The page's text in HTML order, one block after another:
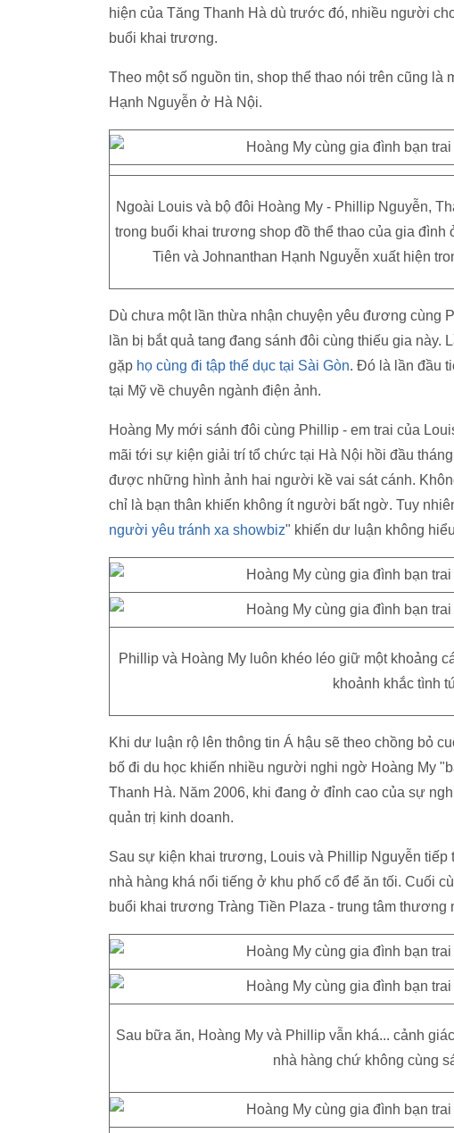
hiện của Tăng Thanh Hà dù trước đó, nhiều người
buổi khai trương.
Theo một số nguồn tin, shop thể thao nói trên cũng
Hạnh Nguyễn ở Hà Nội.
Ngoài Louis và bộ đôi Hoàng My - Phillip Nguyễn,
trong buổi khai trương shop đồ thể thao của gia
Tiên và Johnanthan Hạnh Nguyễn xuất hiện
Dù chưa một lần thừa nhận chuyện yêu đương cùng
lần bị bắt quả tang đang sánh đôi cùng thiếu gia này.
gặp họ cùng đi tập thể dục tại Sài Gòn. Đó là lần đầu
tại Mỹ về chuyên ngành điện ảnh.
Hoàng My mới sánh đôi cùng Phillip - em trai của
mãi tới sự kiện giải trí tổ chức tại Hà Nội hồi đầu
được những hình ảnh hai người kề vai sát cánh.
chỉ là bạn thân khiến không ít người bất ngờ. Tuy
người yêu tránh xa showbiz" khiến dư luận không
Phillip và Hoàng My luôn khéo léo giữ một khoảng
khoảnh khắc tình
Khi dư luận rộ lên thông tin Á hậu sẽ theo chồng bỏ
bố đi du học khiến nhiều người nghi ngờ Hoàng My
Thanh Hà. Năm 2006, khi đang ở đỉnh cao của sự
quản trị kinh doanh.
Sau sự kiện khai trương, Louis và Phillip Nguyễn tiếp
nhà hàng khá nổi tiếng ở khu phố cổ để ăn tối. Cuối
buổi khai trương Tràng Tiền Plaza - trung tâm
Sau bữa ăn, Hoàng My và Phillip vẫn khá... cảnh
nhà hàng chứ không cùng